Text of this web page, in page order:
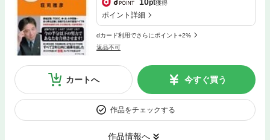
10pt獲得
ポイント詳細
dカード利用でさらにポイント+2%
返品不可
カートへ 今すぐ買う
作品をチェックする
作品情報へ